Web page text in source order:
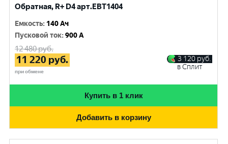
Обратная, R+ D4 арт.EBT1404
Емкость: 140 Ач
Пусковой ток:900 A
12 480руб.
11 220 руб.
при обмене
3 120 руб.
в Сплит
Купить в 1 клик
Добавить в корзину